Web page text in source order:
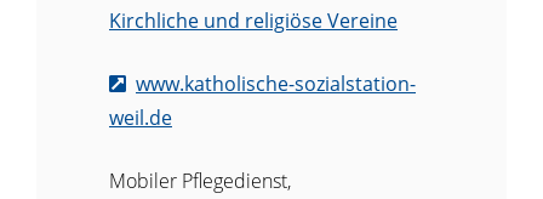
www.katholische-sozialstation-
weil.de
Mobiler Pflegedienst,
Kirchliche und religiöse Vereine